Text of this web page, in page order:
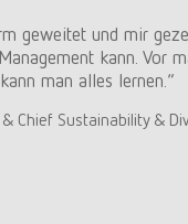
geweitet und mir
kann. Vor
man alles lernen.“
Chief Sustainability &